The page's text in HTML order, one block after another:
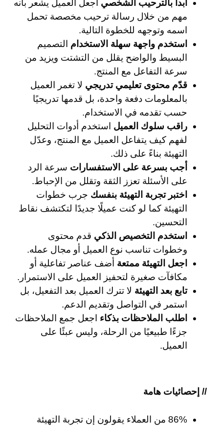
ابدأ بالترحيب الشخصي اجعل العميل يشعر بأنه
مهم من خلال رسالة ترحيب مخصصة تحمل
اسمه وتوجهه للخطوة التالية.
استخدم واجهة سهلة الاستخدام التصميم
البسيط والواضح يقلل من التشتت ويزيد من
سرعة التفاعل مع المنتج.
قدّم محتوى تعليمي تدريجي لا تغمر العميل
بالمعلومات دفعة واحدة، بل قدمها تدريجيًا
حسب تقدمه في الاستخدام.
راقب سلوك العميل استخدم أدوات التحليل
لفهم كيف يتفاعل العميل مع المنتج، وعدّل
التهيئة بناءً على ذلك.
أجب بسرعة على الاستفسارات سرعة الرد
على الأسئلة تعزز الثقة وتقلل من الإحباط.
اختبر تجربة التهيئة بنفسك جرب خطوات
التهيئة كما لو كنت عميلًا جديدًا لتكتشف نقاط
التحسين.
استخدم التخصيص الذكي قدم محتوى
وخطوات تناسب نوع العميل أو مجال عمله.
اجعل التهيئة ممتعة أضف عناصر تفاعلية أو
مكافآت صغيرة لتحفيز العميل على الاستمرار.
تابع بعد التهيئة لا تترك العميل بعد التفعيل، بل
استمر في التواصل وتقديم الدعم.
اطلب الملاحظات بذكاء اجعل جمع الملاحظات
جزءًا طبيعيًا من الرحلة، وليس عبئًا على
العميل.
// إحصائيات هامة
86% من العملاء يقولون إن تجربة التهيئة